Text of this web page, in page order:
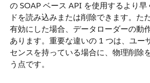
の SOAP ベース API を使用するより
ドを読み込みまたは削除できます。た
有効にした場合、データローダーの動
あります。重要な違いの 1 つは、ユー
センスを持っている場合に、物理削除
う点です。